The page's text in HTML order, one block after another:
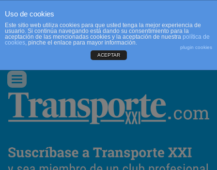
CONTACTO
Conmutar
navegación
Uso de cookies
Este sitio web utiliza cookies para que usted tenga la mejor experiencia de
usuario. Si continúa navegando está dando su consentimiento para la
aceptación de las mencionadas cookies y la aceptación de nuestra política de
cookies, pinche el enlace para mayor información.
plugin cookies
ACEPTAR